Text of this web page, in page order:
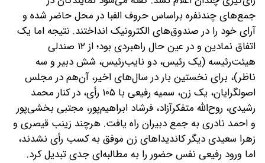
جمع‌های چندنفره بر‌اساس حروف الفبا در محل حاضر شده و
آرای خود را در صندوق‌های الکترونیک انداختند. نتیجه اما یک
اتفاق نمادین و در عین حال راهبردی بود؛ از ۱۲ صندلی
هیئت‌رئیسه (یک رئیس، دو نایب‌رئیس، شش دبیر و سه
ناظر)، برای نخستین بار در سال‌های اخیر، آن‌هم در مجلس
اصولگرایان، یک زن، ‌سمیه رفیعی با ۱۰۵ رأی، در کنار محمد
رشیدی، روح‌الله متفکرآزاد، فرشاد ابراهیم‌پور، مجتبی بخشی‌پور
و احمد نادری به جمع دبیران راه یافت. هرچند زینب قیصری و
زهرا سعیدی دیگر کاندیداهای زن موفق به کسب رأی نشدند،
اما ورود رفیعی نفس حضور را به مطالبه‌ای جدی تبدیل کرد.